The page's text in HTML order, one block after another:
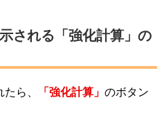
される「強化計算」の
ら、 「強化計算」 のボタン